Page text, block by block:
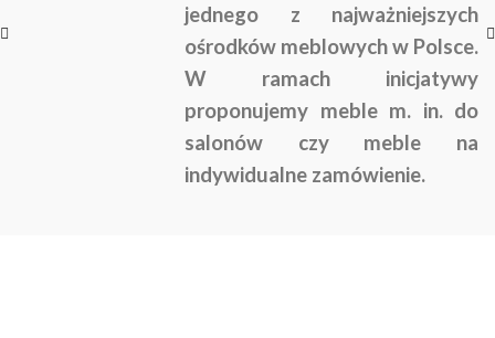
jednego z najważniejszych
ośrodków meblowych w Polsce.
W ramach inicjatywy
proponujemy meble m. in. do
salonów czy meble na
indywidualne zamówienie.